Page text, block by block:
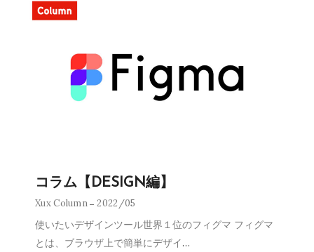
コラム【DESIGN編】
Xux Column 2022/05
使いたいデザインツール世界１位のフィグマ フィグマ
とは、ブラウザ上で簡単にデザイ…